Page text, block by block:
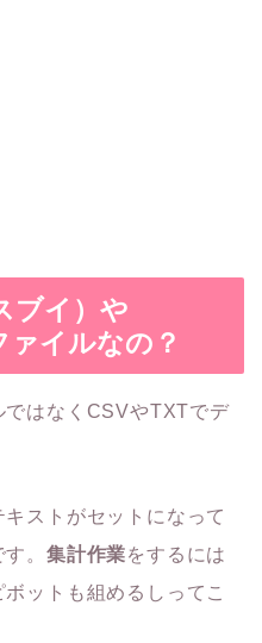
ブイ）や
イルなの？
ではなくCSVやTXTでデ
ストがセットになって
す。集計作業をするには
ットも組めるしってこ